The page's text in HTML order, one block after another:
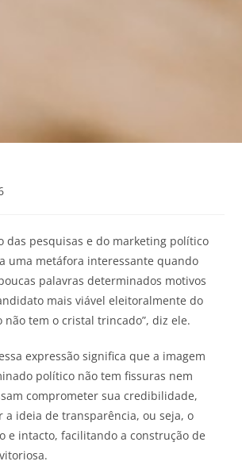
das pesquisas e do marketing político
uma metáfora interessante quando
palavras determinados motivos
mais viável eleitoralmente do
não tem o cristal trincado”, diz ele.
expressão significa que a imagem
político não tem fissuras nem
comprometer sua credibilidade,
ideia de transparência, ou seja, o
e intacto, facilitando a construção de